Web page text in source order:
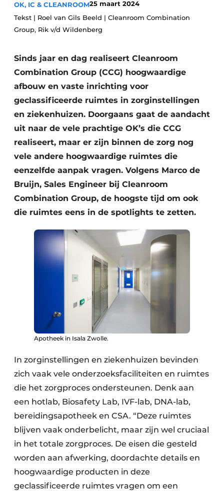
Podcasts
Privacy / Cookie statement
Vacatures
Video’s
Privéklinieken
Laboratoria
OK, IC & CLEANROOM25 maart 2024
Tekst | Roel van Gils Beeld | Cleanroom Combination
Group, Rik v/d Wildenberg
Sinds jaar en dag realiseert Cleanroom
Combination Group (CCG) hoogwaardige
afbouw en vaste inrichting voor
geclassificeerde ruimtes in zorginstellingen
en ziekenhuizen. Doorgaans gaat de aandacht
uit naar de vele prachtige OK’s die CCG
realiseert, maar er zijn binnen de zorg nog
vele andere hoogwaardige ruimtes die
eenzelfde aanpak vragen. Volgens Marco de
Bruijn, Sales Engineer bij Cleanroom
Combination Group, de hoogste tijd om ook
die ruimtes eens in de spotlights te zetten.
Apotheek in Isala Zwolle.
In zorginstellingen en ziekenhuizen bevinden
zich vaak vele onderzoeksfaciliteiten en ruimtes
die het zorgproces ondersteunen. Denk aan
een hotlab, Biosafety Lab, IVF-lab, DNA-lab,
bereidingsapotheek en CSA. “Deze ruimtes
blijven vaak onderbelicht, maar zijn wel cruciaal
in het ­totale zorgproces. De eisen die gesteld
worden aan afwerking, doordachte details en
hoogwaardige producten in deze
geclassificeerde ruimtes vragen om een